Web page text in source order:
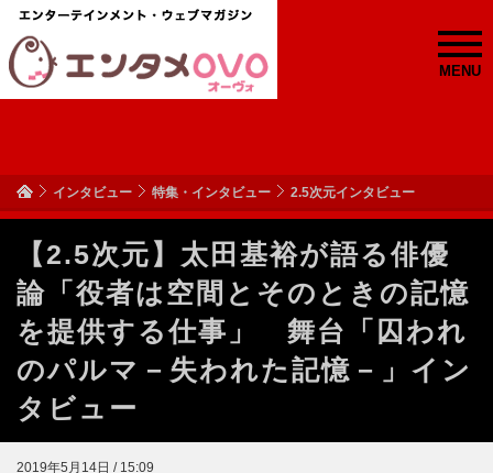
MENU
インタビュー 特集・インタビュー 2.5次元インタビュー
【2.5次元】太田基裕が語る俳優
論「役者は空間とそのときの記憶
を提供する仕事」 舞台「囚われ
のパルマ－失われた記憶－」イン
タビュー
2019年5月14日 / 15:09